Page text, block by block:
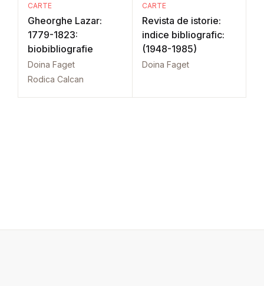
CARTE
Gheorghe Lazar:
1779-1823:
biobibliografie
Doina Faget
Rodica Calcan
CARTE
Revista de istorie:
indice bibliografic:
(1948-1985)
Doina Faget